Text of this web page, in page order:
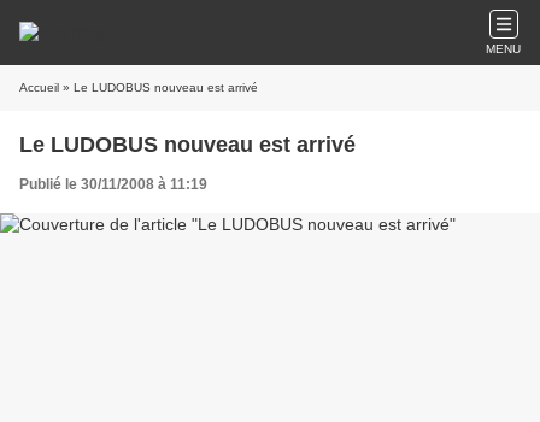
MENU
Accueil » Le LUDOBUS nouveau est arrivé
Le LUDOBUS nouveau est arrivé
Publié le 30/11/2008 à 11:19